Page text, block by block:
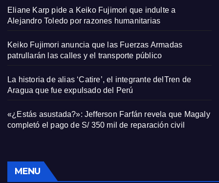
Eliane Karp pide a Keiko Fujimori que indulte a
Alejandro Toledo por razones humanitarias
Keiko Fujimori anuncia que las Fuerzas Armadas
patrullarán las calles y el transporte público
La historia de alias ‘Catire’, el integrante delTren de
Aragua que fue expulsado del Perú
«¿Estás asustada?»: Jefferson Farfán revela que Magaly
completó el pago de S/ 350 mil de reparación civil
MENU